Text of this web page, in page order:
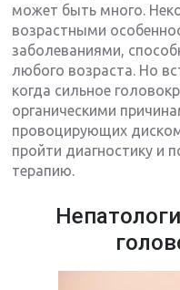
может быть много.
возрастными
заболеваниями,
любого возраста. Но
когда сильное
органическими
провоцирующих
пройти диагностику и
терапию.